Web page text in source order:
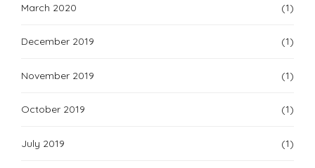
March 2020 (1)
December 2019 (1)
November 2019 (1)
October 2019 (1)
July 2019 (1)